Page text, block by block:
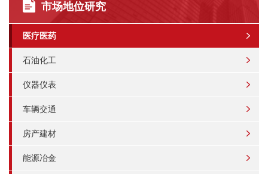
市场地位研究
医疗医药
石油化工
仪器仪表
车辆交通
房产建材
能源冶金